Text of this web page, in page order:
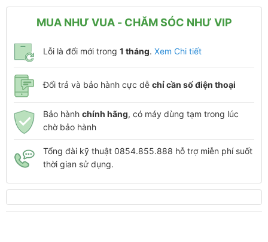
MUA NHƯ VUA - CHĂM SÓC NHƯ VIP
Lỗi là đổi mới trong 1 tháng. Xem Chi tiết
Đổi trả và bảo hành cực dễ chỉ cần số điện thoại
Bảo hành chính hãng, có máy dùng tạm trong lúc
chờ bảo hành
Tổng đài kỹ thuật 0854.855.888 hỗ trợ miễn phí suốt
thời gian sử dụng.